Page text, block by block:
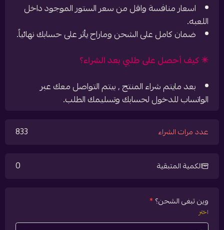
اسعار منافسة واقل من سعر الستور الموجود داخل
اللعبه.
ضمان كامل على الشحن وماراح يأثر على حسابك نهائياً.
✴️ كيف أحصل على طلبي بعد الشراء؟
بعد مايتم شراء المنتج , بيتم التواصل معك عبر
الواتساب للدخول لحسابك وتسليمك الطلب.
عدد مرات الشراء 833
الكمية المتبقية 0
وين تبغى الشحن؟ *
اختر